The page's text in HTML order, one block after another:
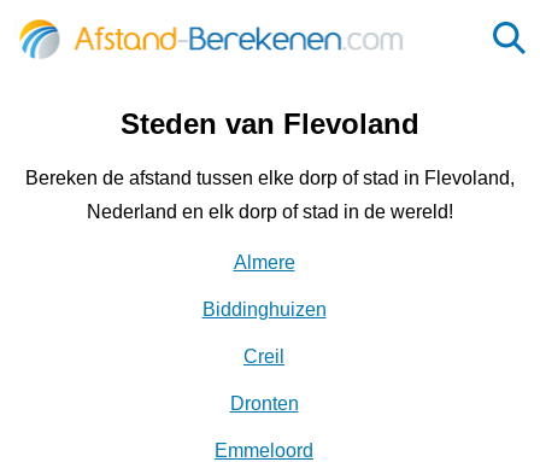
Steden van Flevoland
Bereken de afstand tussen elke dorp of stad in Flevoland,
Nederland en elk dorp of stad in de wereld!
Almere
Biddinghuizen
Creil
Dronten
Emmeloord